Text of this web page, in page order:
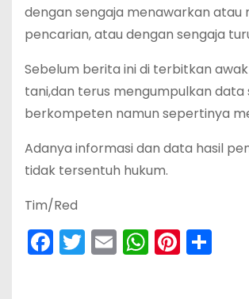
dengan sengaja menawarkan
pencarian, atau dengan sengaja
Sebelum berita ini di terbitkan
tani,dan terus mengumpulkan
berkompeten namun sepertinya
Adanya informasi dan data hasil
tidak tersentuh hukum.
Tim/Red
F
a
T
w
E
m
W
h
Pi
nt